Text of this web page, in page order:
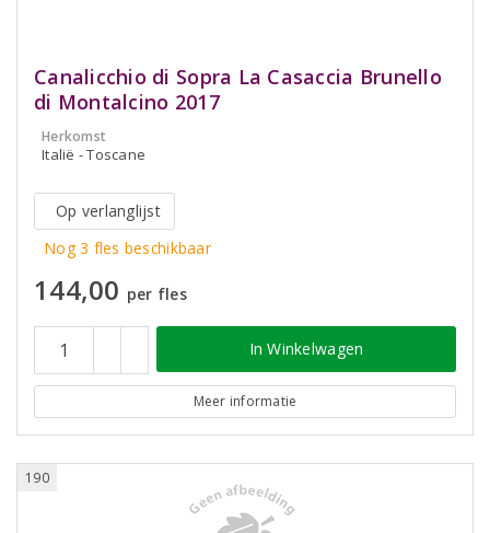
Canalicchio di Sopra La Casaccia Brunello
di Montalcino 2017
Herkomst
Italië - Toscane
Op verlanglijst
Nog 3 fles beschikbaar
144,00 per fles
In Winkelwagen
Meer informatie
190